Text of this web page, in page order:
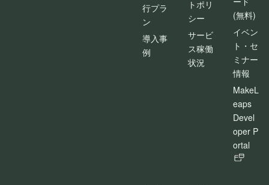
行プラ
ン
導入事
例
トポリ
シー
サービ
ス稼働
状況
(無料)
イベン
ト・セ
ミナー
情報
MakeL
eaps
Devel
oper P
ortal